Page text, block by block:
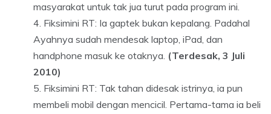
masyarakat untuk tak jua turut pada program ini.
Fiksimini RT: Ia gaptek bukan kepalang. Padahal
Ayahnya sudah mendesak laptop, iPad, dan
handphone masuk ke otaknya. (Terdesak, 3 Juli
2010)
Fiksimini RT: Tak tahan didesak istrinya, ia pun
membeli mobil dengan mencicil. Pertama-tama ia beli